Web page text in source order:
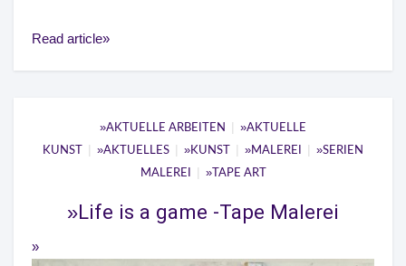
Read article
AKTUELLE ARBEITEN |
AKTUELLE
KUNST
| AKTUELLES | KUNST | MALEREI |
SERIEN
MALEREI
| TAPE ART
Life is a game -Tape Malerei